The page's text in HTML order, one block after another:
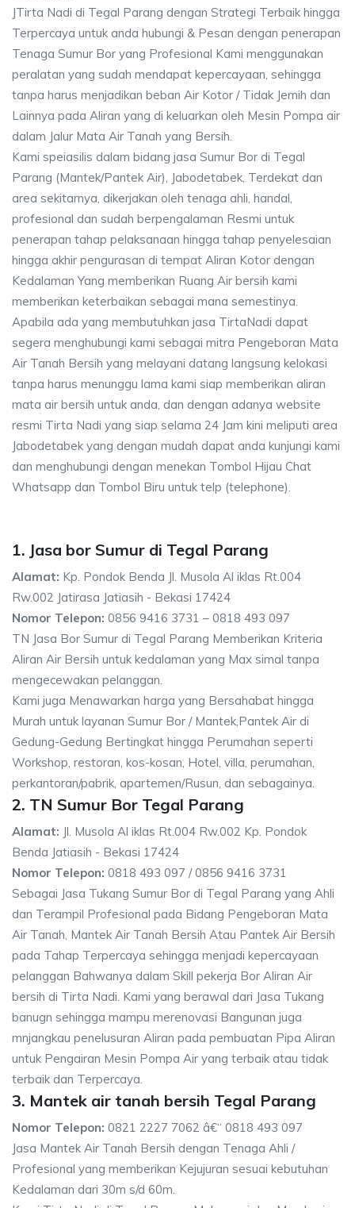
JTirta Nadi di Tegal Parang dengan Strategi Terbaik hingga
Terpercaya untuk anda hubungi & Pesan dengan penerapan
Tenaga Sumur Bor yang Profesional Kami menggunakan
peralatan yang sudah mendapat kepercayaan, sehingga
tanpa harus menjadikan beban Air Kotor / Tidak Jernih dan
Lainnya pada Aliran yang di keluarkan oleh Mesin Pompa air
dalam Jalur Mata Air Tanah yang Bersih.
Kami speiasilis dalam bidang jasa Sumur Bor di Tegal
Parang (Mantek/Pantek Air), Jabodetabek, Terdekat dan
area sekitarnya, dikerjakan oleh tenaga ahli, handal,
profesional dan sudah berpengalaman Resmi untuk
penerapan tahap pelaksanaan hingga tahap penyelesaian
hingga akhir pengurasan di tempat Aliran Kotor dengan
Kedalaman Yang memberikan Ruang Air bersih kami
memberikan keterbaikan sebagai mana semestinya.
Apabila ada yang membutuhkan jasa TirtaNadi dapat
segera menghubungi kami sebagai mitra Pengeboran Mata
Air Tanah Bersih yang melayani datang langsung kelokasi
tanpa harus menunggu lama kami siap memberikan aliran
mata air bersih untuk anda, dan dengan adanya website
resmi Tirta Nadi yang siap selama 24 Jam kini meliputi area
Jabodetabek yang dengan mudah dapat anda kunjungi kami
dan menghubungi dengan menekan Tombol Hijau Chat
Whatsapp dan Tombol Biru untuk telp (telephone).
1. Jasa bor Sumur di Tegal Parang
Alamat: Kp. Pondok Benda Jl. Musola Al iklas Rt.004
Rw.002 Jatirasa Jatiasih - Bekasi 17424
Nomor Telepon: 0856 9416 3731 – 0818 493 097
TN Jasa Bor Sumur di Tegal Parang Memberikan Kriteria
Aliran Air Bersih untuk kedalaman yang Max simal tanpa
mengecewakan pelanggan.
Kami juga Menawarkan harga yang Bersahabat hingga
Murah untuk layanan Sumur Bor / Mantek,Pantek Air di
Gedung-Gedung Bertingkat hingga Perumahan seperti
Workshop, restoran, kos-kosan, Hotel, villa, perumahan,
perkantoran/pabrik, apartemen/Rusun, dan sebagainya.
2. TN Sumur Bor Tegal Parang
Alamat: Jl. Musola Al iklas Rt.004 Rw.002 Kp. Pondok
Benda Jatiasih - Bekasi 17424
Nomor Telepon: 0818 493 097 / 0856 9416 3731
Sebagai Jasa Tukang Sumur Bor di Tegal Parang yang Ahli
dan Terampil Profesional pada Bidang Pengeboran Mata
Air Tanah, Mantek Air Tanah Bersih Atau Pantek Air Bersih
pada Tahap Terpercaya sehingga menjadi kepercayaan
pelanggan Bahwanya dalam Skill pekerja Bor Aliran Air
bersih di Tirta Nadi. Kami yang berawal dari Jasa Tukang
banugn sehingga mampu merenovasi Bangunan juga
mnjangkau penelusuran Aliran pada pembuatan Pipa Aliran
untuk Pengairan Mesin Pompa Air yang terbaik atau tidak
terbaik dan Terpercaya.
3. Mantek air tanah bersih Tegal Parang
Nomor Telepon: 0821 2227 7062 â€“ 0818 493 097
Jasa Mantek Air Tanah Bersih dengan Tenaga Ahli /
Profesional yang memberikan Kejujuran sesuai kebutuhan
Kedalaman dari 30m s/d 60m.